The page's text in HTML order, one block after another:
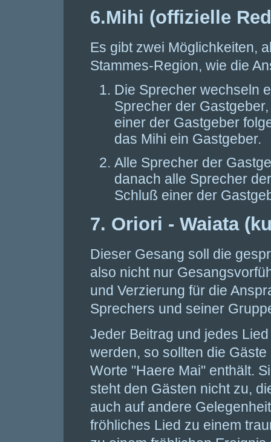
6.Mihi (offizielle
Es gibt zwei Möglichkeiten,
Stammes-Region, wie die
Die Sprecher wechseln
Sprecher der
einer der Gastgeber
das Mihi ein Gastgeber.
Alle Sprecher der
danach alle Sprecher
Schluß einer der
7. Oriori - Waiata
Dieser Gesang soll die
also nicht nur
und Verzierung für die
Sprechers und seiner
Jeder Beitrag und jedes
werden, so sollten die
Worte "Haere Mai" enthält.
steht den Gästen nicht zu,
auch auf andere
fröhliches Lied zu einem